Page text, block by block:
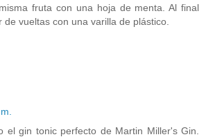
fruta con una hoja de menta. Al final
de vueltas con una varilla de plástico.
el gin tonic perfecto de Martin Miller's Gin.